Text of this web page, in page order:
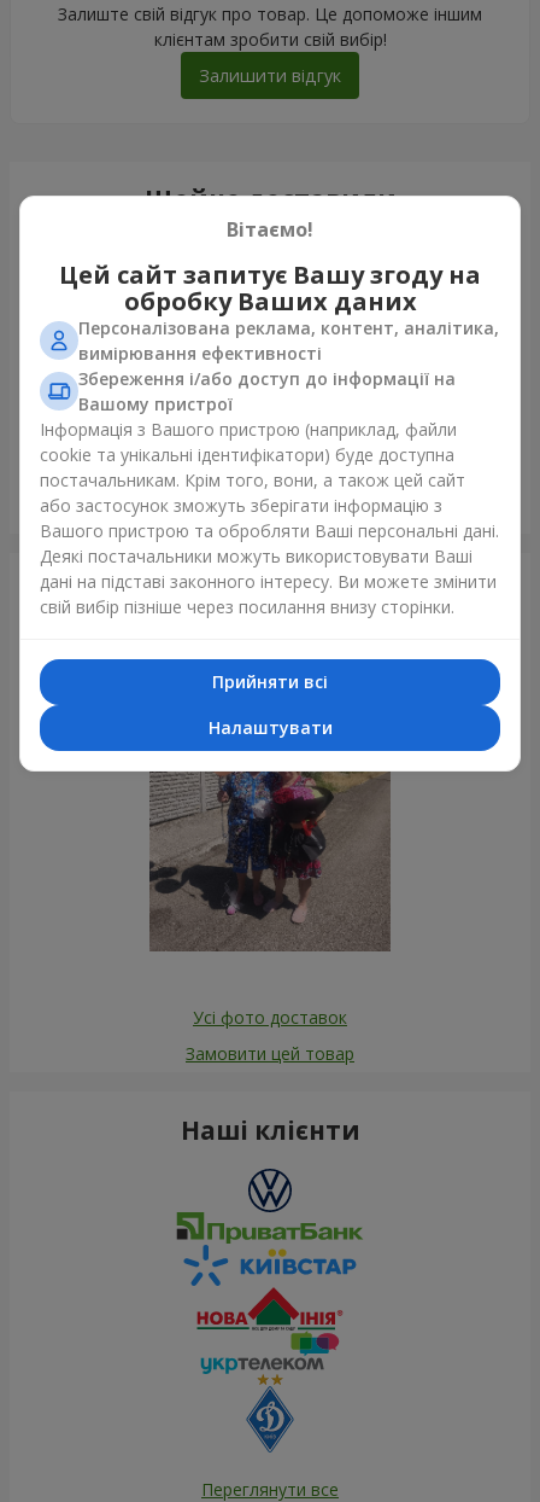
Залиште свій відгук про товар. Це допоможе іншим
клієнтам зробити свій вибір!
Залишити відгук
Щойно доставили
Букет з 35 червоних троянд
Львів
Фотогалерея
Усі фото доставок
Замовити цей товар
Наші клієнти
Переглянути все
Вітаємо!
Цей сайт запитує Вашу згоду на
обробку Ваших даних
Персоналізована реклама, контент, аналітика,
вимірювання ефективності
Збереження і/або доступ до інформації на
Вашому пристрої
Інформація з Вашого пристрою (наприклад, файли
cookie та унікальні ідентифікатори) буде доступна
постачальникам. Крім того, вони, а також цей сайт
або застосунок зможуть зберігати інформацію з
Вашого пристрою та обробляти Ваші персональні дані.
Деякі постачальники можуть використовувати Ваші
дані на підставі законного інтересу. Ви можете змінити
свій вибір пізніше через посилання внизу сторінки.
Прийняти всі
Налаштувати